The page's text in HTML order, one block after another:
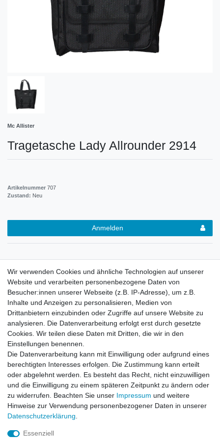
Mc Allister
Tragetasche Lady Allrounder 2914
Artikelnummer 707
Zustand: Neu
Anmelden
Beschreibung
Weitere Details
Hersteller (GPSR)
robuste hohe Handtasche
lange Trageriemen
vordere Zusatztasche
großes Innenfach mit Reißverschluß
Material 100% Polyester
Wir verwenden Cookies und ähnliche Technologien auf unserer
Website und verarbeiten personenbezogene Daten von
Besucher:innen unserer Webseite (z.B. IP-Adresse), um z.B.
Inhalte und Anzeigen zu personalisieren, Medien von
Drittanbietern einzubinden oder Zugriffe auf unsere Website zu
analysieren. Die Datenverarbeitung erfolgt erst durch gesetzte
Cookies. Wir teilen diese Daten mit Dritten, die wir in den
Einstellungen benennen.
Die Datenverarbeitung kann mit Einwilligung oder aufgrund eines
berechtigten Interesses erfolgen. Die Zustimmung kann erteilt
oder abgelehnt werden. Es besteht das Recht, nicht einzuwilligen
und die Einwilligung zu einem späteren Zeitpunkt zu ändern oder
zu widerrufen. Beachten Sie unser Impressum und weitere
Hinweise zur Verwendung personenbezogener Daten in unserer
Daten­schutz­erklärung
Essenziell